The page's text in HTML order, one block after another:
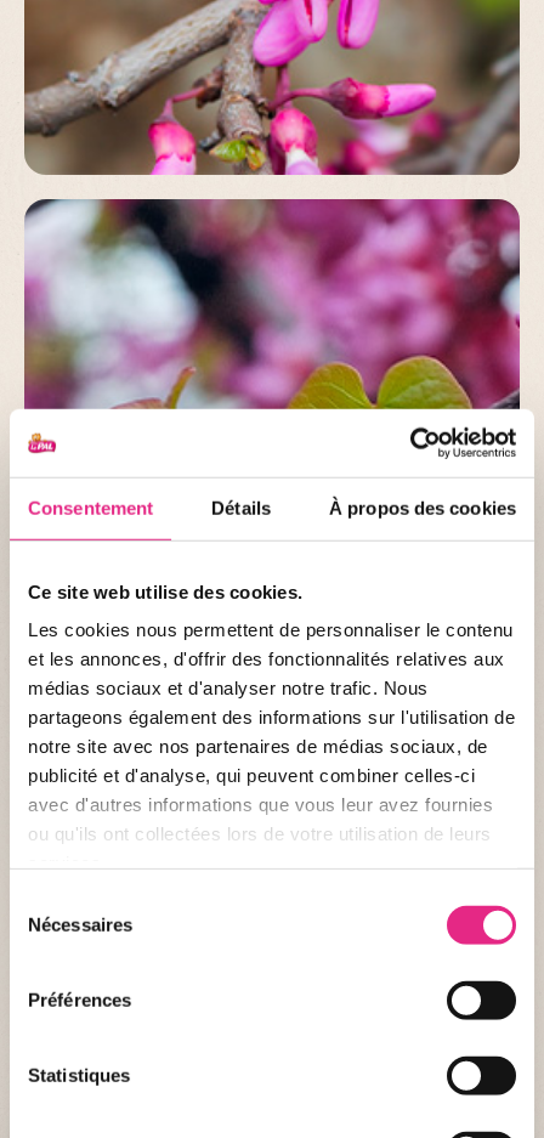
Consentement Détails À propos des cookies
Ce site web utilise des cookies.
Les cookies nous permettent de personnaliser le contenu
et les annonces, d'offrir des fonctionnalités relatives aux
médias sociaux et d'analyser notre trafic. Nous
partageons également des informations sur l'utilisation de
notre site avec nos partenaires de médias sociaux, de
publicité et d'analyse, qui peuvent combiner celles-ci
avec d'autres informations que vous leur avez fournies
ou qu'ils ont collectées lors de votre utilisation de leurs
Nécessaires
Préférences
Statistiques